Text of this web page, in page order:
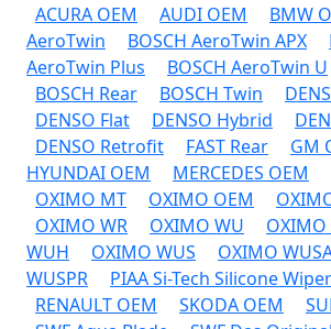
ACURA OEM AUDI OEM BMW
AeroTwin
BOSCH AeroTwin APX
AeroTwin Plus
BOSCH AeroTwin U
BOSCH Rear
BOSCH Twin
DENSO Flat
DENSO Hybrid
DENSO Retrofit
FAST Rear GM
HYUNDAI OEM
MERCEDES OEM
OXIMO MT
OXIMO OEM
OXIMO WR
OXIMO WU
WUH
OXIMO WUS OXIMO
WUSPR
PIAA Si-Tech Silicone
RENAULT OEM
SKODA OEM